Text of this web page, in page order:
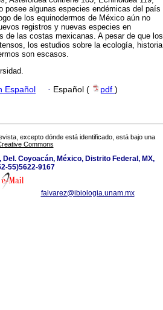
posee algunas especies endémicas del país
de los equinodermos de México aún no
registros y nuevas especies en
de las costas mexicanas. A pesar de que los
los estudios sobre la ecología, historia
son escasos.
Español · Español ( pdf )
excepto dónde está identificado, está bajo una
Commons
Coyoacán, México, Distrito Federal, MX,
55)5622-9167
falvarez@ibiologia.unam.mx